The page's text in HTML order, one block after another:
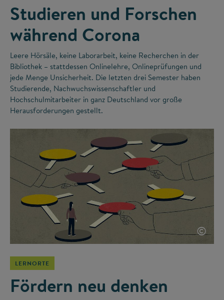
Studieren und Forschen
während Corona
Leere Hörsäle, keine Laborarbeit, keine Recherchen in der
Bibliothek – stattdessen Onlinelehre, Onlineprüfungen und
jede Menge Unsicherheit. Die letzten drei Semester haben
Studierende, Nachwuchswissenschaftler und
Hochschulmitarbeiter in ganz Deutschland vor große
Herausforderungen gestellt.
©
LERNORTE
Fördern neu denken